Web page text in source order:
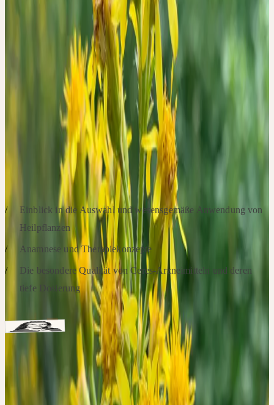
Widerstandsfähigkeit und gestärkte Abwehr aufzubauen.
Heilpraktikerin Christine Baumann konzentriert sich in diesem
Online-Workshop auf die Themen Entsäuerung und Ausleitung
über den Harn. Individuelle Ansätze aus verschiedenen Bereichen
der Naturheilkunde können PatientInnen unterstützen, die
Nierenaktivität zu stimulieren und Übersäuerung
entgegenzuwirken. Die wesensgemäße Anwendung pflanzlicher
Urtinkturen, eingebettet in ein individuell stimmiges Konzept,
unterstützt verschiedene therapeutische Aspekte.
SCHWERPUNKTE
Einblick in die Auswahl und wesensgemäße Anwendung von
Heilpflanzen
Anamnese und Therapiekonzepte
Die besondere Qualität von Ceres-Arzneimitteln und deren
tiefe Dosierung
Heilpraktikerin, Autorin, DozentinChristine Baumann
Schwerpunkte: Frauengesundheit, Magen-Darm-Gesundheit,
Stoffwechsel und Immunsystem